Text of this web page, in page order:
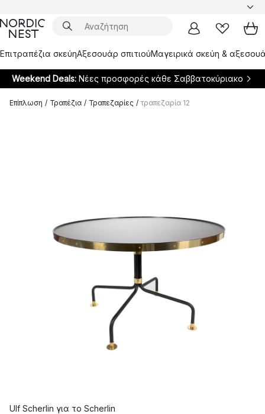
Επιτραπέζια σκεύηΑξεσουάρ σπιτιούΜαγειρικά σκεύη &
Weekend Deals: Νέες προσφορές κάθε Σαββατοκύριακο
Επίπλωση / Τραπέζια / Τραπεζαρίες / τραπεζαρία 12
Ulf Scherlin για το Scherlin